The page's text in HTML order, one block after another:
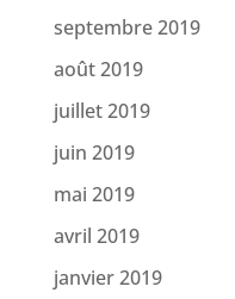
septembre 2019
août 2019
juillet 2019
juin 2019
mai 2019
avril 2019
janvier 2019